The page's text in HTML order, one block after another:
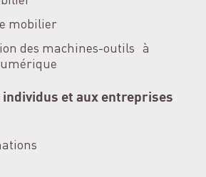
mobilier
des machines-outils à
individus et aux entreprises